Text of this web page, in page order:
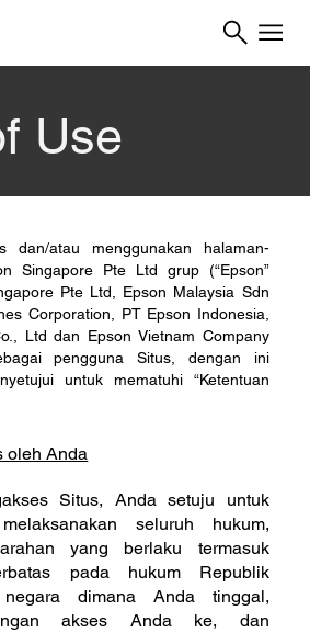
Use
dan/atau menggunakan halaman-
Singapore Pte Ltd grup (“Epson”
Pte Ltd, Epson Malaysia Sdn
Corporation, PT Epson Indonesia,
Ltd dan Epson Vietnam Company
pengguna Situs, dengan ini
untuk mematuhi “Ketentuan
oleh Anda
Situs, Anda setuju untuk
seluruh hukum,
yang berlaku termasuk
pada hukum Republik
dimana Anda tinggal,
akses Anda ke, dan